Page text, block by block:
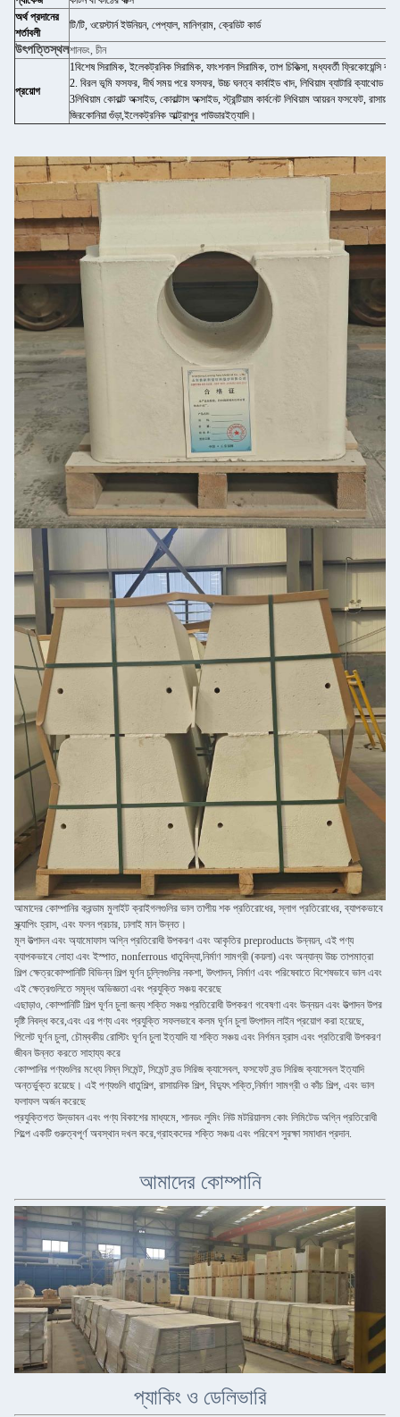
অর্থ প্রদানের
শর্তাবলী
টি/টি, ওয়েস্টার্ন ইউনিয়ন, পেপ্যাল, মানিগ্রাম, ক্রেডিট কার্ড
উৎপত্তিস্থলশানডং, চীন
প্রয়োগ
1বিশেষ সিরামিক, ইলেকট্রনিক সিরামিক, ফাংশনাল সিরামিক, তাপ চিকিত্সা, মধ্যবর্তী ফ্রিকোয়েন্সি
2. বিরল ভূমি ফসফর, দীর্ঘ সময় পরে ফসফর, উচ্চ ঘনত্ব কার্বাইড খাদ, লিথিয়াম ব্যাটারি ক্যাথোড
3লিথিয়াম কোবাল্ট অক্সাইড, কোবাল্টাস অক্সাইড, স্ট্রন্টিয়াম কার্বনেট লিথিয়াম আয়রন ফসফেট,
জিরকোনিয়া গুঁড়া,ইলেকট্রনিক আল্ট্রাপুর পাউডারইত্যাদি।
আমাদের কোম্পানির করন্ডাম মুলাইট ক্রাইগলগুলির ভাল তাপীয় শক প্রতিরোধের, স্লাগ প্রতিরোধের, ব্যাপকভাবে
স্ক্র্যাপিং হ্রাস, এবং ফলন প্রচার, ঢালাই মান উন্নত।
মূল উত্পাদন এবং অ্যামোফাস অগ্নি প্রতিরোধী উপকরণ এবং আকৃতির preproducts উন্নয়ন, এই পণ্য
ব্যাপকভাবে লোহা এবং ইস্পাত, nonferrous ধাতুবিদ্যা,নির্মাণ সামগ্রী (কয়লা) এবং অন্যান্য উচ্চ তাপমাত্রা
শিল্প ক্ষেত্রকোম্পানিটি বিভিন্ন শিল্প ঘূর্ণন চুল্লিগুলির নকশা, উৎপাদন, নির্মাণ এবং পরিষেবাতে বিশেষভাবে ভাল এবং
এই ক্ষেত্রগুলিতে সমৃদ্ধ অভিজ্ঞতা এবং প্রযুক্তি সঞ্চয় করেছে
এছাড়াও, কোম্পানিটি শিল্প ঘূর্ণন চুলা জন্য শক্তি সঞ্চয় প্রতিরোধী উপকরণ গবেষণা এবং উন্নয়ন এবং উত্পাদন উপর
দৃষ্টি নিবদ্ধ করে,এবং এর পণ্য এবং প্রযুক্তি সফলভাবে কলম ঘূর্ণন চুলা উৎপাদন লাইন প্রয়োগ করা হয়েছে,
পিলেট ঘূর্ণন চুলা, চৌম্বকীয় রোস্টিং ঘূর্ণন চুলা ইত্যাদি যা শক্তি সঞ্চয় এবং নির্গমন হ্রাস এবং প্রতিরোধী উপকরণ
জীবন উন্নত করতে সাহায্য করে
কোম্পানির পণ্যগুলির মধ্যে নিম্ন সিমেন্ট, সিমেন্ট বন্ড সিরিজ ক্যাসেবল, ফসফেট বন্ড সিরিজ ক্যাসেবল ইত্যাদি
অন্তর্ভুক্ত রয়েছে। এই পণ্যগুলি ধাতুশিল্প, রাসায়নিক শিল্প, বিদ্যুৎ শক্তি,নির্মাণ সামগ্রী ও কাঁচ শিল্প, এবং ভাল
ফলাফল অর্জন করেছে
প্রযুক্তিগত উদ্ভাবন এবং পণ্য বিকাশের মাধ্যমে, শানডং লুমিং নিউ মটরিয়ালস কোং লিমিটেড অগ্নি প্রতিরোধী
শিল্পে একটি গুরুত্বপূর্ণ অবস্থান দখল করে,গ্রাহকদের শক্তি সঞ্চয় এবং পরিবেশ সুরক্ষা সমাধান প্রদান.
আমাদের কোম্পানি
প্যাকিং ও ডেলিভারি